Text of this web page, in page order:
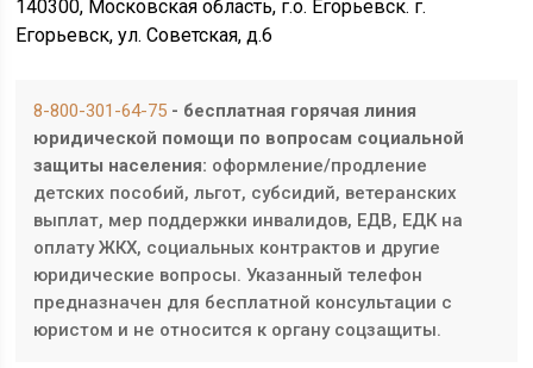
140300, Московская область, г.о. Егорьевск. г.
Егорьевск, ул. Советская, д.6
8-800-301-64-75 - бесплатная горячая линия
юридической помощи по вопросам социальной
защиты населения: оформление/продление
детских пособий, льгот, субсидий, ветеранских
выплат, мер поддержки инвалидов, ЕДВ, ЕДК на
оплату ЖКХ, социальных контрактов и другие
юридические вопросы. Указанный телефон
предназначен для бесплатной консультации с
юристом и не относится к органу соцзащиты.